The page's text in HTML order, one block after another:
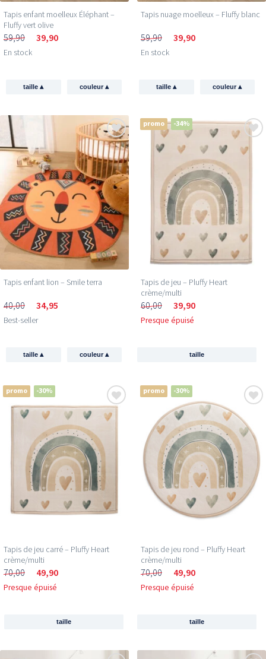
Tapis enfant moelleux Éléphant –
Fluffy vert olive
59,90 39,90
En stock
taille▴ couleur▴
Tapis nuage moelleux – Fluffy blanc
59,90 39,90
En stock
taille▴ couleur▴
Tapis enfant lion – Smile terra
40,00 34,95
Best-seller
taille▴ couleur▴
promo -34%
Tapis de jeu – Pluffy Heart
crème/multi
60,00 39,90
Presque épuisé
taille
promo -30%
Tapis de jeu carré – Pluffy Heart
crème/multi
70,00 49,90
Presque épuisé
taille
promo -30%
Tapis de jeu rond – Pluffy Heart
crème/multi
70,00 49,90
Presque épuisé
taille